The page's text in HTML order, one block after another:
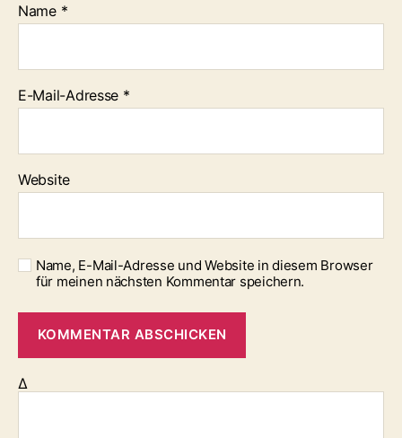
Name *
E-Mail-Adresse *
Website
Name, E-Mail-Adresse und Website in diesem Browser
für meinen nächsten Kommentar speichern.
Δ